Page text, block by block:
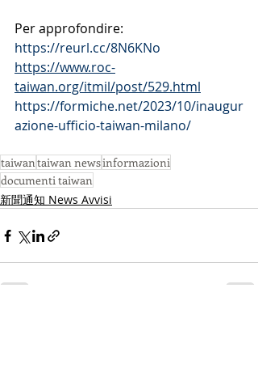
Per approfondire:
https://reurl.cc/8N6KNo
https://www.roc-
taiwan.org/itmil/post/529.html
https://formiche.net/2023/10/inaugur
azione-ufficio-taiwan-milano/
taiwantaiwan newsinformazioni
documenti taiwan
新聞通知 News Avvisi